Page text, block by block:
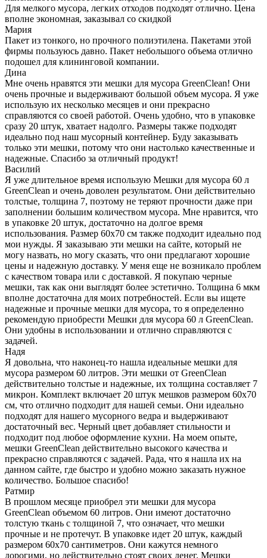
Для мелкого мусора, легких отходов подходят отлично. Цена
вполне экономная, заказывал со скидкой
Мария
Пакет из тонкого, но прочного полиэтилена. Пакетами этой
фирмы пользуюсь давно. Пакет небольшого объема отлично
подошел для клининговой компании.
Дина
Мне очень нравятся эти мешки для мусора GreenClean! Они
очень прочные и выдерживают большой объем мусора. Я уже
использую их несколько месяцев и они прекрасно
справляются со своей работой. Очень удобно, что в упаковке
сразу 20 штук, хватает надолго. Размеры также подходят
идеально под наш мусорный контейнер. Буду заказывать
только эти мешки, потому что они настолько качественные и
надежные. Спасибо за отличный продукт!
Василий
Я уже длительное время использую Мешки для мусора 60 л
GreenClean и очень доволен результатом. Они действительно
толстые, толщина 7, поэтому не теряют прочности даже при
заполнении большим количеством мусора. Мне нравится, что
в упаковке 20 штук, достаточно на долгое время
использования. Размер 60х70 см также подходит идеально под
мои нужды. Я заказываю эти мешки на сайте, который не
могу назвать, но могу сказать, что они предлагают хорошие
цены и надежную доставку. У меня еще не возникало проблем
с качеством товара или с доставкой. Я покупаю черные
мешки, так как они выглядят более эстетично. Толщина 6 мкм
вполне достаточна для моих потребностей. Если вы ищете
надежные и прочные мешки для мусора, то я определенно
рекомендую приобрести Мешки для мусора 60 л GreenClean.
Они удобны в использовании и отлично справляются с
задачей.
Надя
Я довольна, что наконец-то нашла идеальные мешки для
мусора размером 60 литров. Эти мешки от GreenClean
действительно толстые и надежные, их толщина составляет 7
микрон. Комплект включает 20 штук мешков размером 60х70
см, что отлично подходит для нашей семьи. Они идеально
подходят для нашего мусорного ведра и выдерживают
достаточный вес. Черный цвет добавляет стильности и
подходит под любое оформление кухни. На моем опыте,
мешки GreenClean действительно высокого качества и
прекрасно справляются с задачей. Рада, что я нашла их на
данном сайте, где быстро и удобно можно заказать нужное
количество. Большое спасибо!
Ратмир
В прошлом месяце приобрел эти мешки для мусора
GreenClean объемом 60 литров. Они имеют достаточно
толстую ткань с толщиной 7, что означает, что мешки
прочные и не протечут. В упаковке идет 20 штук, каждый
размером 60х70 сантиметров. Они кажутся немного
дорогими, но действительно стоят своих денег. Мешки